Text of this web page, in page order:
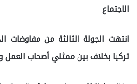
الاجتماع
انتهت الجولة الثالثة من مفاوضات
تركيا بخلاف بين ممثلي أصحاب العمل